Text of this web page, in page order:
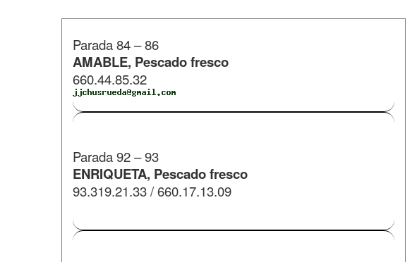
Parada 84 – 86
AMABLE, Pescado fresco
660.44.85.32
​Parada 92 – 93
ENRIQUETA, Pescado fresco
93.319.21.33 / 660.17.13.09